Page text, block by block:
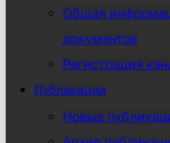
Общая
документов
Регистрация
Публикации
Новые